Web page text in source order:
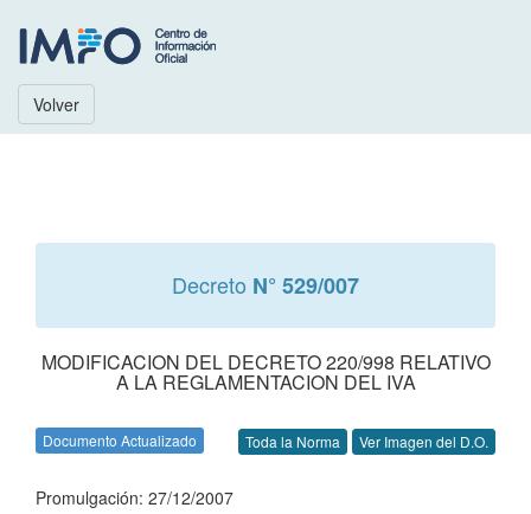
Volver
Decreto N° 529/007
MODIFICACION DEL DECRETO 220/998 RELATIVO
A LA REGLAMENTACION DEL IVA
Documento Actualizado Toda la Norma Ver Imagen del D.O.
Promulgación: 27/12/2007